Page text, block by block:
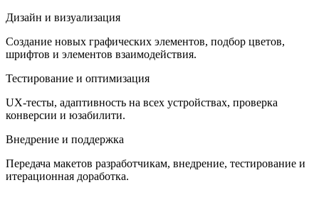
Дизайн и визуализация
Создание новых графических элементов, подбор цветов,
шрифтов и элементов взаимодействия.
Тестирование и оптимизация
UX-тесты, адаптивность на всех устройствах, проверка
конверсии и юзабилити.
Внедрение и поддержка
Передача макетов разработчикам, внедрение, тестирование и
итерационная доработка.